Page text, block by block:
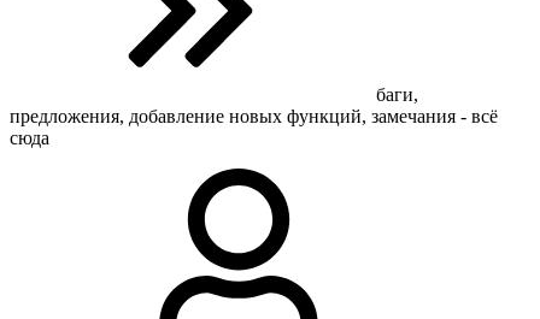
баги,
предложения, добавление новых функций, замечания - всё
сюда